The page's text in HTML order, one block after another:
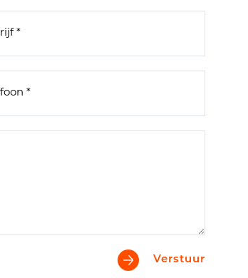
Verstuur